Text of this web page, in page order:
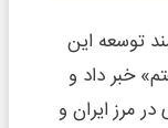
توسعه این
خبر داد و
مرز ایران و